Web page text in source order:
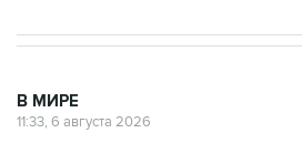
В МИРЕ
11:33, 6 августа 2026